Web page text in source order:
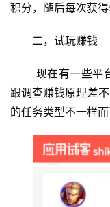
积分，随后每次获
二，试玩赚钱
跟调查赚钱原理差
的任务类型不一样而